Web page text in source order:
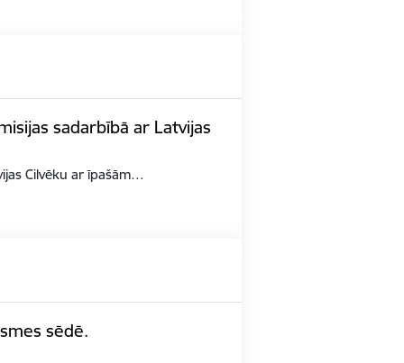
sadarbībā ar Latvijas
Cilvēku ar īpašām…
sēdē.